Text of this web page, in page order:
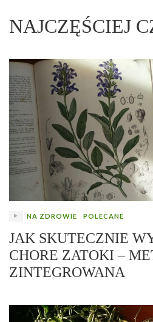
NAJCZĘŚCIEJ
NA ZDROWIE POLECANE
JAK SKUTECZNIE
CHORE ZATOKI –
ZINTEGROWANA